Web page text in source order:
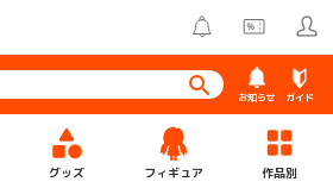
お知らせ ガイド
グッズ フィギュア 作品別